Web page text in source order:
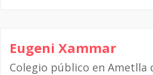
Eugeni Xammar
Colegio público en Ametlla